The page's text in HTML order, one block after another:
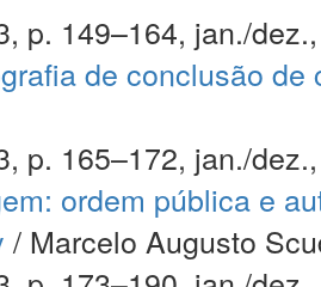
p. 149–164, jan./
de conclusão
p. 165–172, jan./
ordem pública e
/ Marcelo Augusto